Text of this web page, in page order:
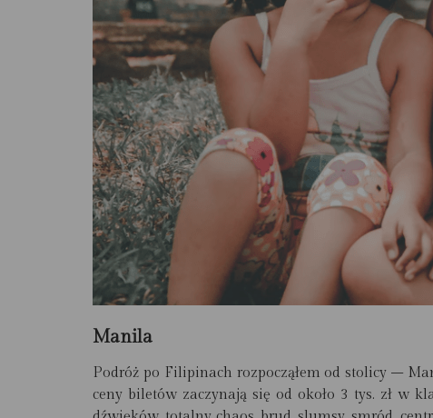
Manila
Podróż po Filipinach rozpocząłem od stolicy –
ceny biletów zaczynają się od około 3 tys. zł w